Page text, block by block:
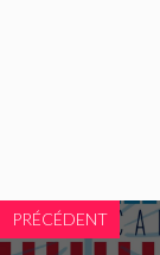
PRÉCÉDENT